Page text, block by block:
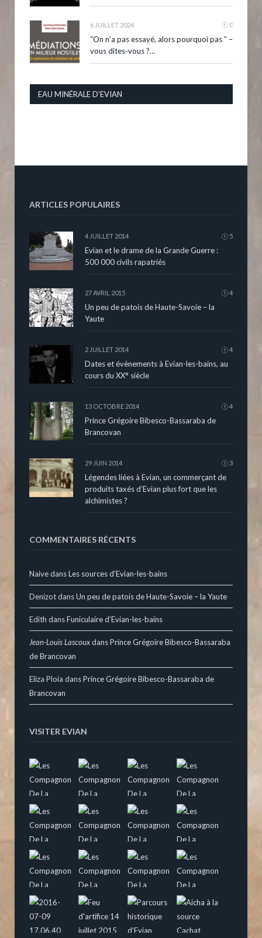
6 JUILLET 2024 0
“On n’a pas essayé, alors pourquoi pas ” –
vous dites-vous ?…
EAU MINÉRALE D’EVIAN
ARTICLES POPULAIRES
4 JUILLET 2014 5
Evian et le drame de la Grande Guerre :
500 000 civils rapatriés
27 AVRIL 2015 4
Un peu de patois de Haute-Savoie – la
Yaute
2 JUILLET 2014 4
Dates et évènements à Evian-les-bains, au
cours du XX° siècle
13 OCTOBRE 2014 4
Prince Grégoire Bibesco-Bassaraba de
Brancovan
29 JUIN 2014 3
Légendes liées à Evian, un commerçant de
produits taxés d’Evian plus fort que les
alchimistes ?
COMMENTAIRES RÉCENTS
NaivedansLes sources d’Evian-les-bains
DenizotdansUn peu de patois de Haute-Savoie – la Yaute
Edith dansFuniculaire d’Evian-les-bains
Jean-Louis LascouxdansPrince Grégoire Bibesco-Bassaraba
de Brancovan
Eliza Ploia dansPrince Grégoire Bibesco-Bassaraba de
Brancovan
VISITER EVIAN